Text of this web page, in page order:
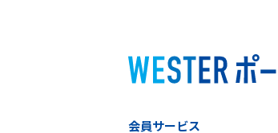
会員サービス